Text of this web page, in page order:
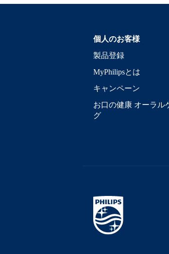
個人のお客様
製品登録
MyPhilipsとは
キャンペーン
お口の健康 オーラル
グ